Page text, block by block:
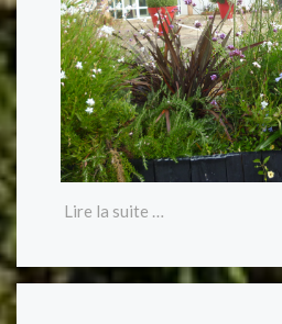
Lire la suite …